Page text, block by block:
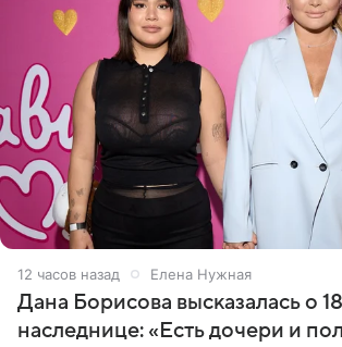
12 часов назад Елена Нужная
Дана Борисова высказалась о
наследнице: «Есть дочери и